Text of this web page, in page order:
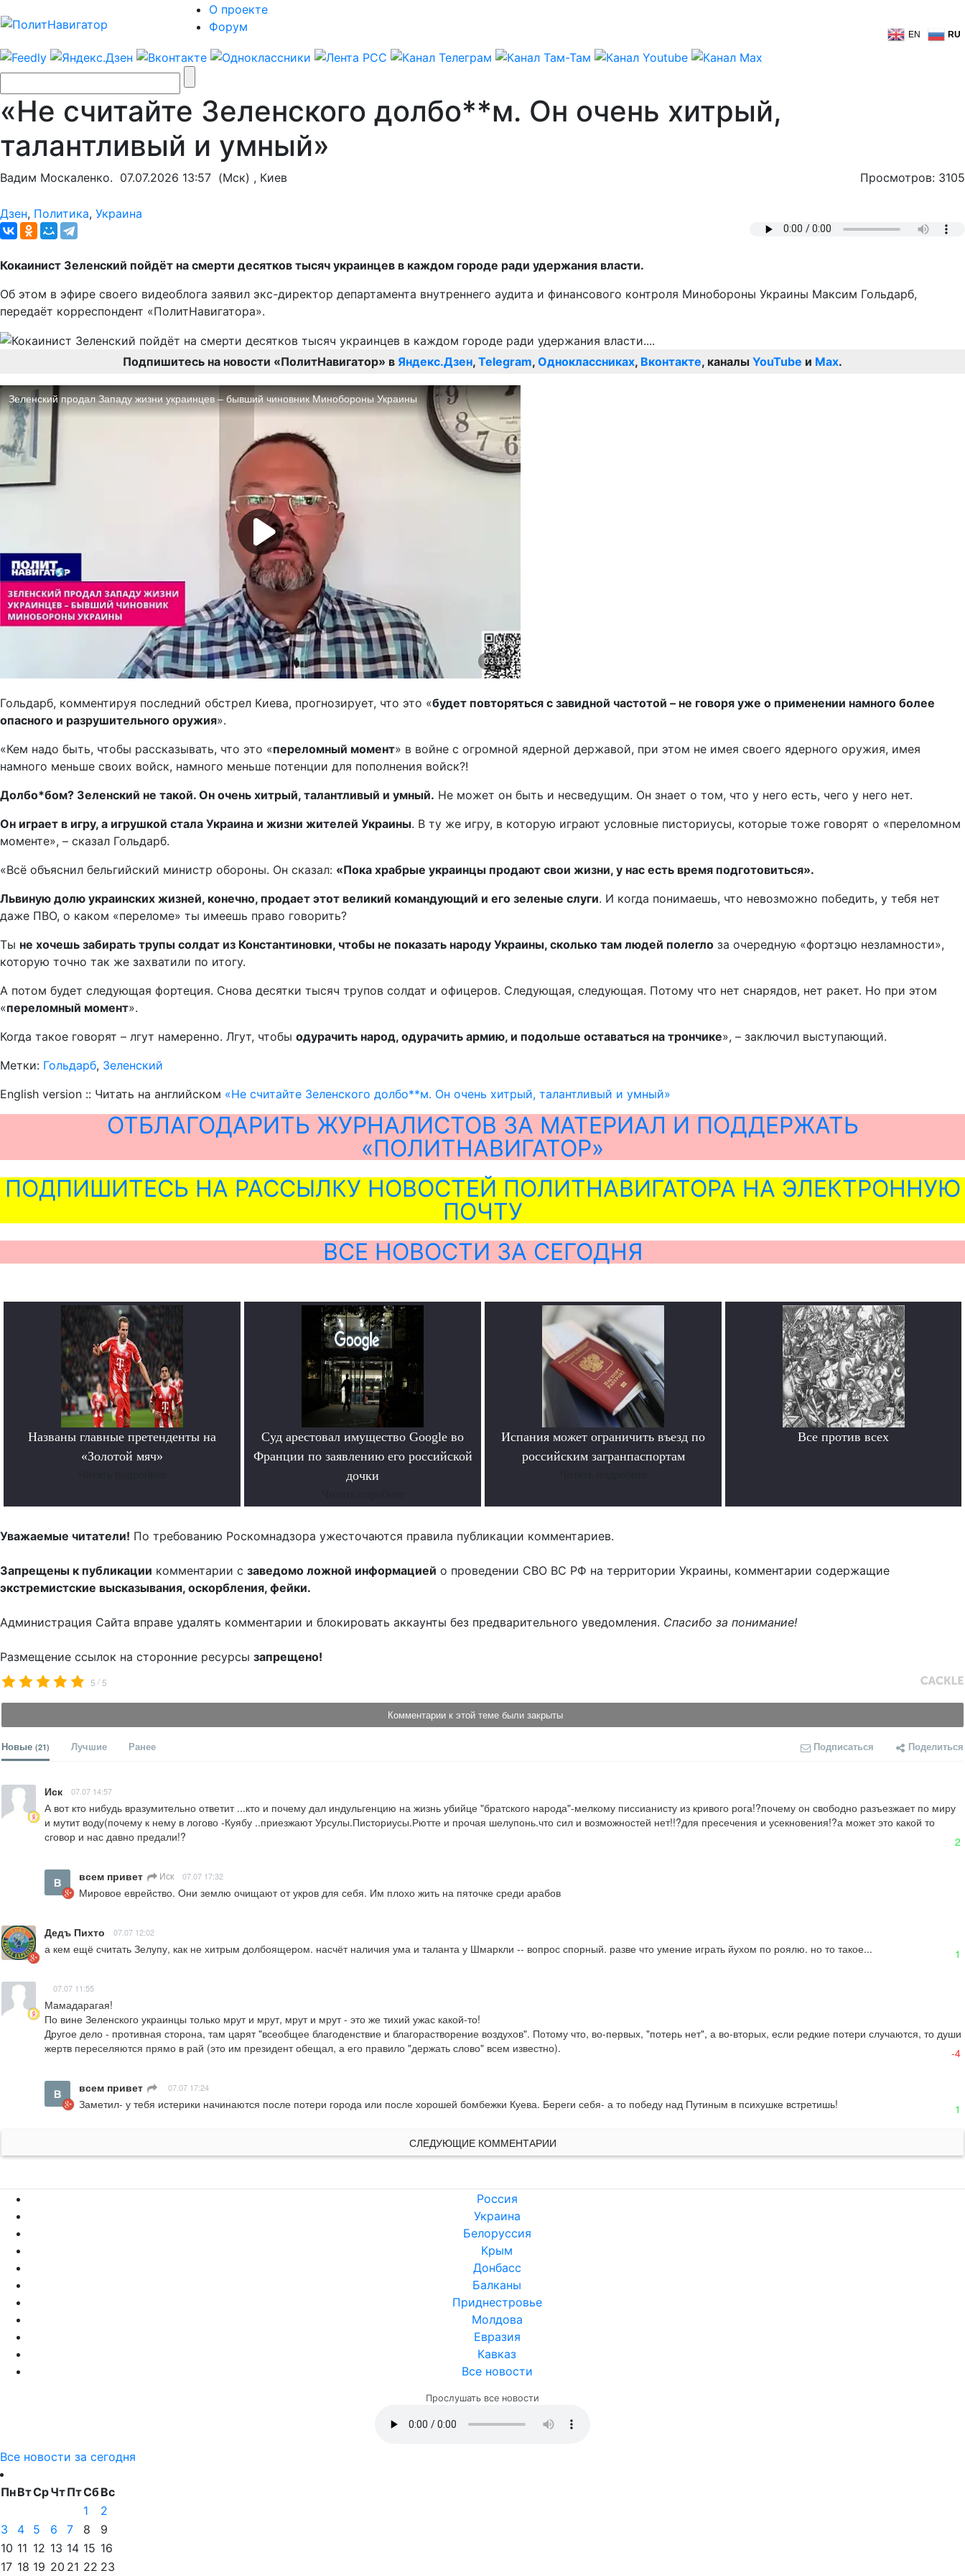
О проекте
Форум
EN RU
«Не считайте Зеленского долбо**м. Он очень хитрый,
талантливый и умный»
Вадим Москаленко. 07.07.2026 13:57 (Мск) , Киев Просмотров: 3105
Дзен, Политика, Украина
Кокаинист Зеленский пойдёт на смерти десятков тысяч украинцев в каждом городе ради удержания власти.
Об этом в эфире своего видеоблога заявил экс-директор департамента внутреннего аудита и финансового контроля Минобороны Украины Максим Гольдарб,
передаёт корреспондент «ПолитНавигатора».
Подпишитесь на новости «ПолитНавигатор» в Яндекс.Дзен, Telegram, Одноклассниках, Вконтакте, каналы YouTube и Max.
Гольдарб, комментируя последний обстрел Киева, прогнозирует, что это «будет повторяться с завидной частотой – не говоря уже о применении намного более
опасного и разрушительного оружия».
«Кем надо быть, чтобы рассказывать, что это «переломный момент» в войне с огромной ядерной державой, при этом не имея своего ядерного оружия, имея
намного меньше своих войск, намного меньше потенции для пополнения войск?!
Долбо*бом? Зеленский не такой. Он очень хитрый, талантливый и умный. Не может он быть и несведущим. Он знает о том, что у него есть, чего у него нет.
Он играет в игру, а игрушкой стала Украина и жизни жителей Украины. В ту же игру, в которую играют условные писториусы, которые тоже говорят о «переломном
моменте», – сказал Гольдарб.
«Всё объяснил бельгийский министр обороны. Он сказал: «Пока храбрые украинцы продают свои жизни, у нас есть время подготовиться».
Львиную долю украинских жизней, конечно, продает этот великий командующий и его зеленые слуги. И когда понимаешь, что невозможно победить, у тебя нет
даже ПВО, о каком «переломе» ты имеешь право говорить?
Ты не хочешь забирать трупы солдат из Константиновки, чтобы не показать народу Украины, сколько там людей полегло за очередную «фортэцю незламности»,
которую точно так же захватили по итогу.
А потом будет следующая фортеция. Снова десятки тысяч трупов солдат и офицеров. Следующая, следующая. Потому что нет снарядов, нет ракет. Но при этом
«переломный момент».
Когда такое говорят – лгут намеренно. Лгут, чтобы одурачить народ, одурачить армию, и подольше оставаться на трончике», – заключил выступающий.
Метки: Гольдарб, Зеленский
English version :: Читать на английском «Не считайте Зеленского долбо**м. Он очень хитрый, талантливый и умный»
ОТБЛАГОДАРИТЬ ЖУРНАЛИСТОВ ЗА МАТЕРИАЛ И ПОДДЕРЖАТЬ
«ПОЛИТНАВИГАТОР»
ПОДПИШИТЕСЬ НА РАССЫЛКУ НОВОСТЕЙ ПОЛИТНАВИГАТОРА НА ЭЛЕКТРОННУЮ
ПОЧТУ
ВСЕ НОВОСТИ ЗА СЕГОДНЯ
Названы главные претенденты на
«Золотой мяч»
Суд арестовал имущество Google во
Франции по заявлению его российской
дочки
Испания может ограничить въезд по
российским загранпаспортам
Все против всех
Уважаемые читатели! По требованию Роскомнадзора ужесточаются правила публикации комментариев.
Запрещены к публикации комментарии с заведомо ложной информацией о проведении СВО ВС РФ на территории Украины, комментарии содержащие
экстремистские высказывания, оскорбления, фейки.
Администрация Сайта вправе удалять комментарии и блокировать аккаунты без предварительного уведомления. Спасибо за понимание!
Размещение ссылок на сторонние ресурсы запрещено!
5 / 5
Комментарии к этой теме были закрыты
Новые (21) Лучшие Ранее Подписаться Поделиться
Иск 07.07 14:57
А вот кто нибудь вразумительно ответит ...кто и почему дал индульгенцию на жизнь убийце "братского народа"-мелкому писсианисту из кривого рога!?почему он свободно разъезжает по миру
и мутит воду(почему к нему в логово -Куябу ..приезжают Урсулы.Писториусы.Рютте и прочая шелупонь.что сил и возможностей нет!!?для пресечения и усекновения!?а может это какой то
сговор и нас давно предали!?
2
всем привет Иск 07.07 17:32
Мировое еврейство. Они землю очищают от укров для себя. Им плохо жить на пяточке среди арабов
Дедъ Пихто 07.07 12:02
а кем ещё считать Зелупу, как не хитрым долбоящером. насчёт наличия ума и таланта у Шмаркли -- вопрос спорный. разве что умение играть йухом по роялю. но то такое... 1
07.07 11:55
Мамадарагая!
По вине Зеленского украинцы только мрут и мрут, мрут и мрут - это же тихий ужас какой-то!
Другое дело - противная сторона, там царят "всеобщее благоденствие и благорастворение воздухов". Потому что, во-первых, "потерь нет", а во-вторых, если редкие потери случаются, то души
жертв переселяются прямо в рай (это им президент обещал, а его правило "держать слово" всем известно).
-4
всем привет 07.07 17:24
Заметил- у тебя истерики начинаются после потери города или после хорошей бомбежки Куева. Береги себя- а то победу над Путиным в психушке встретишь! 1
СЛЕДУЮЩИЕ КОММЕНТАРИИ
Россия
Украина
Белоруссия
Крым
Донбасс
Балканы
Приднестровье
Молдова
Евразия
Кавказ
Все новости
Прослушать все новости
Все новости за сегодня
ПнВтСрЧтПтСбВс
1
2
3
4 5 6 7 8
9
10 11 12 13 14 15 16
17 18 19 20 21 22 23